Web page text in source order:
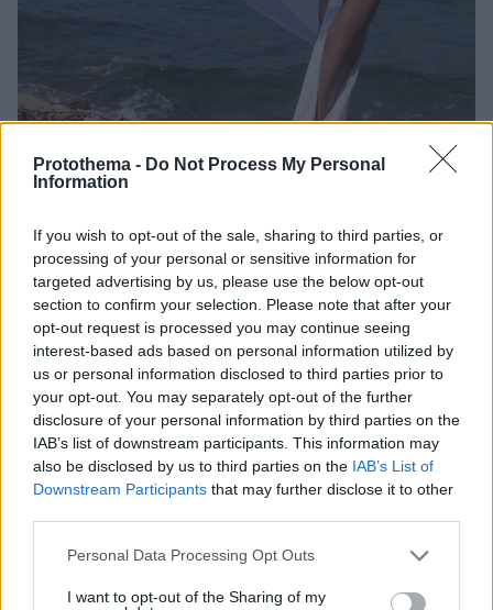
Protothema - Do Not Process My Personal
Information
If you wish to opt-out of the sale, sharing to third parties, or
processing of your personal or sensitive information for
targeted advertising by us, please use the below opt-out
section to confirm your selection. Please note that after your
opt-out request is processed you may continue seeing
interest-based ads based on personal information utilized by
us or personal information disclosed to third parties prior to
your opt-out. You may separately opt-out of the further
disclosure of your personal information by third parties on the
IAB’s list of downstream participants. This information may
also be disclosed by us to third parties on the IAB’s List of
Downstream Participants that may further disclose it to other
Please note that this website/app uses one or more Google
not limited to your visit or usage behaviour. You may click to
Personal Data Processing Opt Outs
I want to opt-out of the Sharing of my